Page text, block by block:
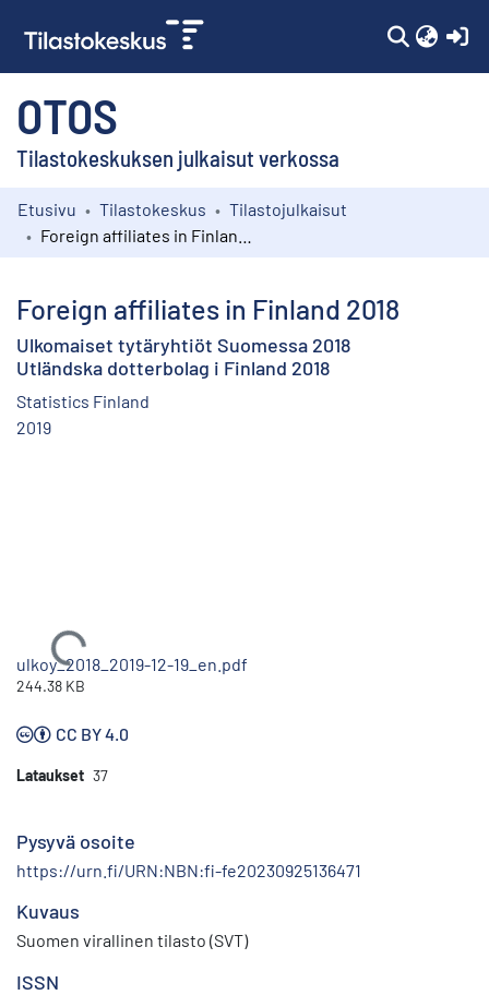
OTOS
Tilastokeskuksen julkaisut verkossa
Kokoelmat
Etusivu Tilastokeskus
Tilastojulkaisut
Foreign affiliates in Finland 2018
Ulkomaiset tytäryhtiöt Suomessa 2018
Utländska dotterbolag i Finland 2018
Statistics Finland
2019
Ladataan...
ulkoy_2018_2019-12-19_en.pdf
244.38 KB
CC BY 4.0
Lataukset 37
Pysyvä osoite
https://urn.fi/URN:NBN:fi-fe20230925136471
Kuvaus
Suomen virallinen tilasto (SVT)
ISSN